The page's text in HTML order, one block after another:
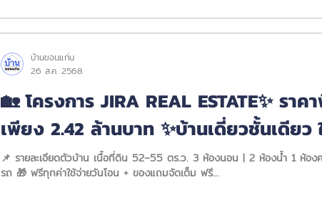
🏡 โครงการ JIRA REAL ESTATE✨ ราค
เพียง 2.42 ล้านบาท ✨บ้านเดี่ยวชั้นเดียว
– ค่าย ร.8
📌 รายละเอียดตัวบ้าน เนื้อที่ดิน 52–55 ตร.ว. 3 ห้องนอน | 2 ห้องน้ำ 1 ห้อ
รถ 🎁 ฟรีทุกค่าใช้จ่ายวันโอน + ของแถมจัดเต็ม ฟรี...
บ้านขอนแก่น
26 ส.ค. 2568